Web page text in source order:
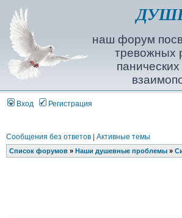
наш форум
тревожных
Вход Регистрация
Сообщения без ответов| Активные темы
Список форумов» Наши душевные проблемы»